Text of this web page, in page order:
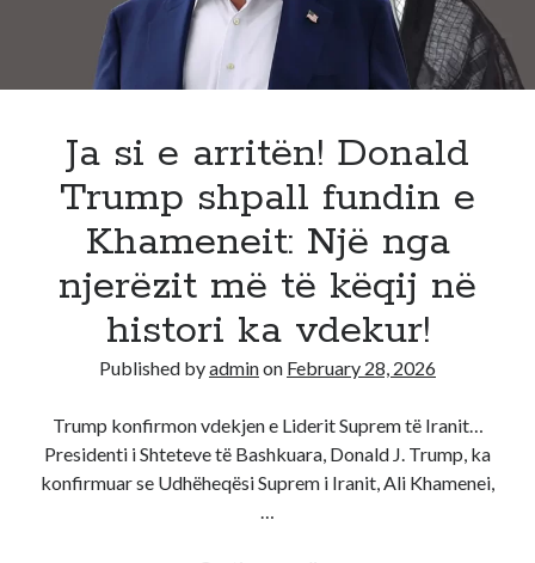
reagimi
bujshëm
në
X
i
të
Khameneit!
Ja si e arritën! Donald
Trump shpall fundin e
Khameneit: Një nga
njerëzit më të këqij në
histori ka vdekur!
Published byadminon February 28, 2026
Trump konfirmon vdekjen e Liderit Suprem të Iranit…
Presidenti i Shteteve të Bashkuara, Donald J. Trump, ka
konfirmuar se Udhëheqësi Suprem i Iranit, Ali Khamenei,
…